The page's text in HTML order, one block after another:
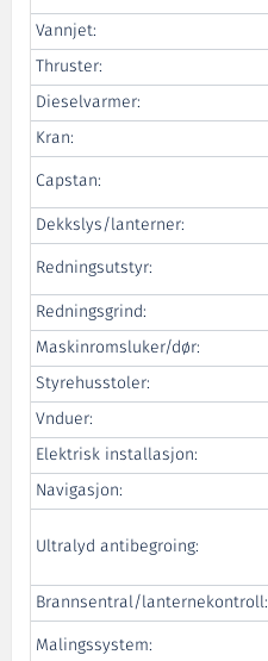
Vannjet:
Thruster:
Dieselvarmer:
Kran:
Capstan:
Dekkslys/lanterner:
Redningsutstyr:
Redningsgrind:
Maskinromsluker/dør:
Styrehusstoler:
Vnduer:
Elektrisk installasjon:
Navigasjon:
Ultralyd antibegroing:
Brannsentral/lanternekontroll:
Malingssystem: